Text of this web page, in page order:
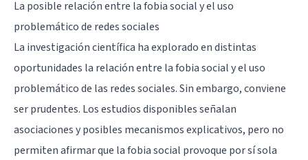
La posible relación entre la fobia social y el uso
problemático de redes sociales
La investigación científica ha explorado en distintas
oportunidades la relación entre la fobia social y el uso
problemático de las redes sociales. Sin embargo, conviene
ser prudentes. Los estudios disponibles señalan
asociaciones y posibles mecanismos explicativos, pero no
permiten afirmar que la fobia social provoque por sí sola